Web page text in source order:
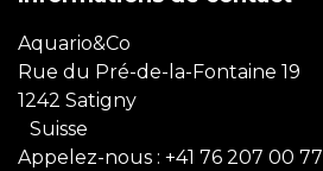
Aquario&Co
Rue du Pré-de-la-Fontaine 19
1242 Satigny
Suisse
Appelez-nous : +41 76 207 00 77